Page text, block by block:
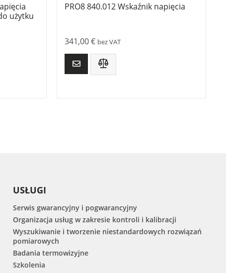
użytku
PRO8 840.012 Wskaźnik napięcia
341,00€ bez VAT
USŁUGI
Serwis gwarancyjny i pogwarancyjny
Organizacja usług w zakresie kontroli i kalibracji
Wyszukiwanie i tworzenie niestandardowych rozwiązań
pomiarowych
Badania termowizyjne
Szkolenia